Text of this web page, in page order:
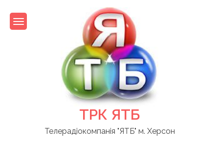
content
ТРК ЯТБ
Телерадіокомпанія "ЯТБ" м. Херсон